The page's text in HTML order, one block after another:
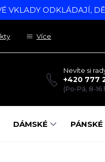
VKLADY ODKLÁDAJÍ,
Více
Nevíte si
+420 777
(Po-Pá, 8-16
DÁMSKÉ PÁNSKÉ